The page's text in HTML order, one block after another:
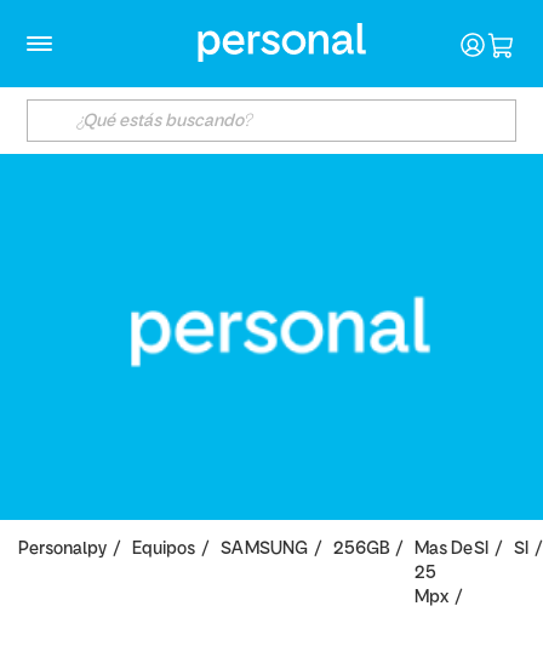
Personalpy Equipos SAMSUNG 256GB
Mas De
25
Mpx
SI SI